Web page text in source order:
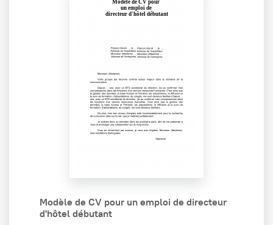
Modèle de CV pour un emploi de directeur
d'hôtel débutant